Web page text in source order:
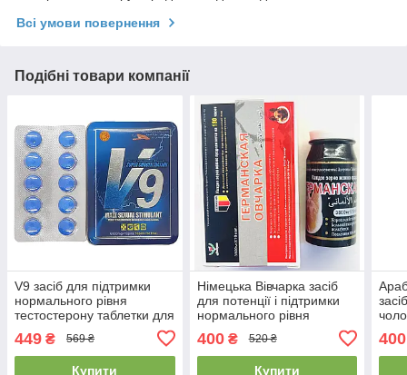
Всі умови повернення
Подібні товари компанії
V9 засіб для підтримки
нормального рівня
тестостерону таблетки для
449 ₴ 569 ₴
Купити
Німецька Вівчарка засіб
для потенції і підтримки
нормального рівня
400₴ 520 ₴
Купити
400